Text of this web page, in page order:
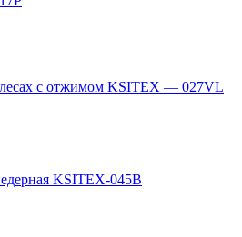
KSITEX-045B